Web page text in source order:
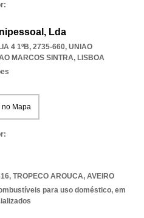
Lda
4 1ºB, 2735-660, UNIAO
MARCOS SINTRA, LISBOA
no Mapa
, TROPECO AROUCA, AVEIRO
para uso doméstico, em